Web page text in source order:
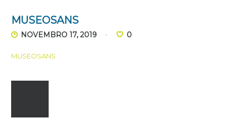
MUSEOSANS
NOVEMBRO 17, 2019 0
MUSEOSANS